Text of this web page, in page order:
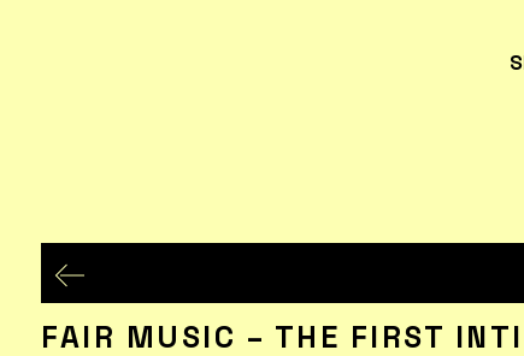
FAIR MUSIC – THE FIRST